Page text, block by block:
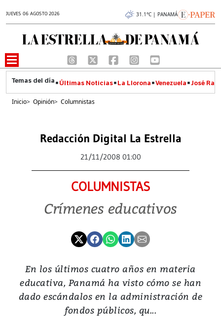
JUEVES 06 AGOSTO 2026 31.1°C | PANAMÁ
Últimas Noticias La Llorona Venezuela José
Inicio> Opinión> Columnistas
Redacción Digital La Estrella
21/11/2008 01:00
COLUMNISTAS
Crímenes educativos
En los últimos cuatro años en materia
educativa, Panamá ha visto cómo se han
dado escándalos en la administración de
fondos públicos, qu...